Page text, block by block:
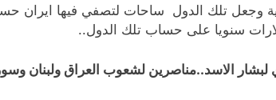
وجعل تلك الدول ساحات لتصفي فيها ايران
سنويا على حساب تلك الدول..
الاسد..مناصرين لشعوب العراق ولبنان